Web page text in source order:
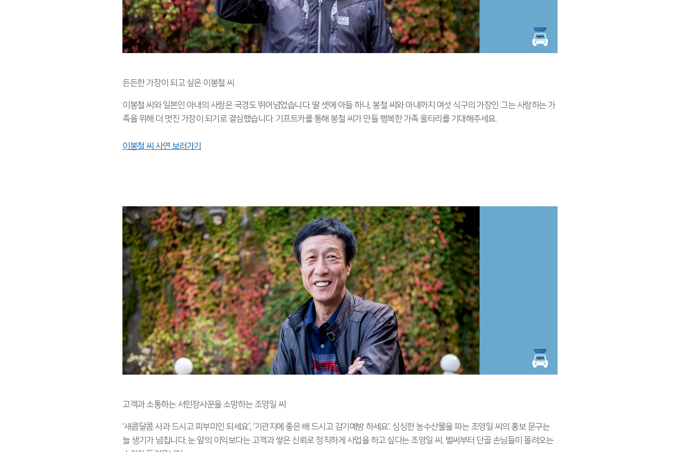
든든한 가장이 되고 싶은 이봉철 씨
이봉철 씨와 일본인 아내의 사랑은 국경도 뛰어넘었습니다. 딸 셋에 아들 하나, 봉철 씨와 아내까지 여섯 식구의 가장인 그는 사랑하는 가
족을 위해 더 멋진 가장이 되기로 결심했습니다. 기프트카를 통해 봉철 씨가 만들 행복한 가족 울타리를 기대해주세요.
이봉철 씨 사연 보러가기
고객과 소통하는 서민장사꾼을 소망하는 조영일 씨
‘새콤달콤 사과 드시고 피부미인 되세요’, ‘기관지에 좋은 배 드시고 감기예방 하세요’. 싱싱한 농수산물을 파는 조영일 씨의 홍보 문구는
늘 생기가 넘칩니다. 눈 앞의 이익보다는 고객과 쌓은 신뢰로 정직하게 사업을 하고 싶다는 조영일 씨. 벌써부터 단골 손님들이 몰려오는